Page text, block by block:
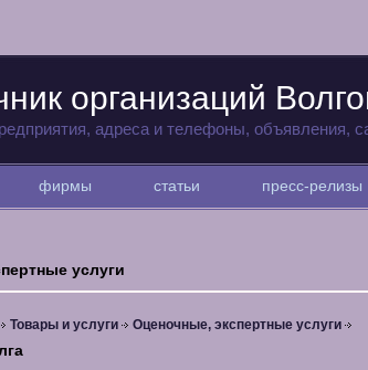
организаций
адреса и телефоны, объявления,
фирмы статьи пресс-релизы
услуги
Товары и услуги Оценочные, экспертные услуги